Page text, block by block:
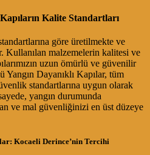
Kalite Standartları
göre üretilmekte ve
Kullanılan malzemelerin kalitesi ve
uzun ömürlü ve güvenilir
Yangın Dayanıklı Kapılar, tüm
standartlarına uygun olarak
yangın durumunda
ve mal güvenliğinizi en üst düzeye
Kocaeli Derince’nin Tercihi